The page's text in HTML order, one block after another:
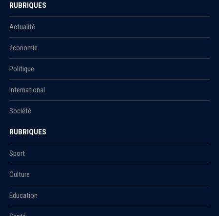
RUBRIQUES
Actualité
économie
Politique
International
Société
RUBRIQUES
Sport
Culture
Education